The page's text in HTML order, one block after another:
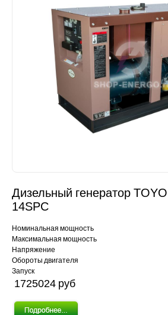
Дизельный генератор
14SPC
Номинальная мощность
Максимальная мощность
Напряжение
Обороты двигателя
Запуск
1725024 pуб